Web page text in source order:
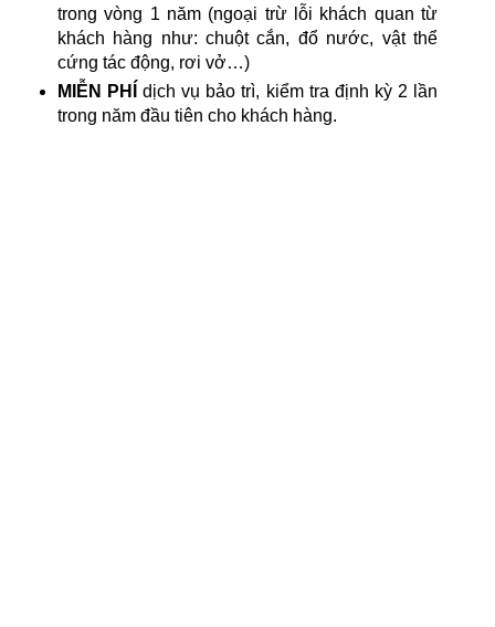
trong vòng 1 năm (ngoại trừ lỗi khách quan từ
khách hàng như: chuột cắn, đổ nước, vật thể
cứng tác động, rơi vở…)
MIỄN PHÍ
dịch vụ bảo trì, kiểm tra định kỳ 2 lần
trong năm đầu tiên cho khách hàng.